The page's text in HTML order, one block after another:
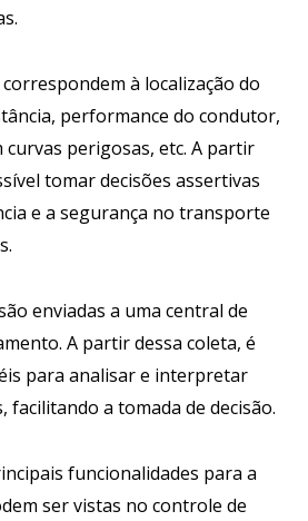
à localização do
performance do condutor,
perigosas, etc. A partir
tomar decisões assertivas
e a segurança no transporte
enviadas a uma central de
A partir dessa coleta, é
para analisar e interpretar
facilitando a tomada de decisão.
funcionalidades para a
ser vistas no controle de